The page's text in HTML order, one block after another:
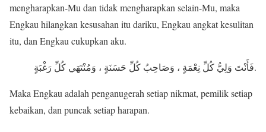
mengharapkan-Mu dan tidak mengharapkan selain-Mu, maka
Engkau hilangkan kesusahan itu dariku, Engkau angkat kesulitan
itu, dan Engkau cukupkan aku.
فَأَنْتَ وَلِي‌ُّ كُلِّ نِعْمَةٍ ، وَصَاحِبُ كُلِّ حَسَنَةٍ ، وَمُنْتَهَي‌ كُلِّ رَغْبَةٍ.
Maka Engkau adalah penganugerah setiap nikmat, pemilik setiap
kebaikan, dan puncak setiap harapan.